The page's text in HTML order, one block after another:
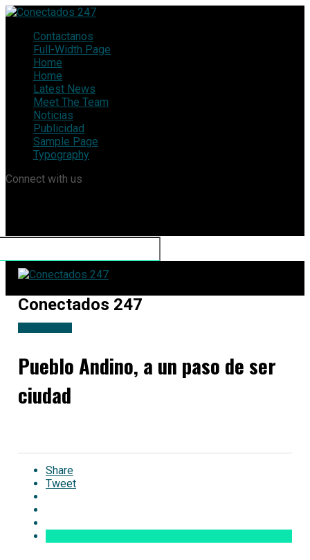
Contactanos
Full-Width Page
Home
Home
Latest News
Meet The Team
Noticias
Publicidad
Sample Page
Typography
Connect with us
Conectados 247
Pueblo Andino, a un paso de ser
ciudad
Share
Tweet